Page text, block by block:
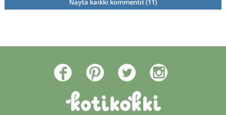
Näytä kaikki kommentit (11)